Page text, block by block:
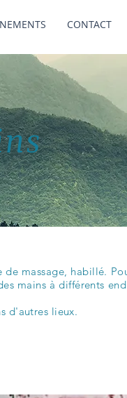
CONTACT
massage, habillé.
mains à différents
d'autres lieux.